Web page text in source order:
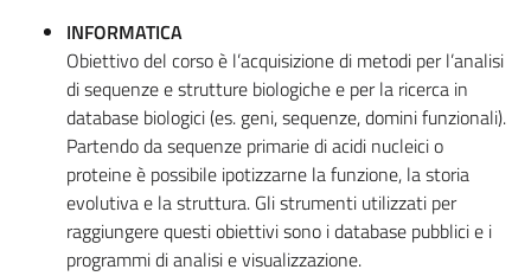
INFORMATICA
Obiettivo del corso è l’acquisizione di metodi per l’analisi
di sequenze e strutture biologiche e per la ricerca in
database biologici (es. geni, sequenze, domini funzionali).
Partendo da sequenze primarie di acidi nucleici o
proteine è possibile ipotizzarne la funzione, la storia
evolutiva e la struttura. Gli strumenti utilizzati per
raggiungere questi obiettivi sono i database pubblici e i
programmi di analisi e visualizzazione.